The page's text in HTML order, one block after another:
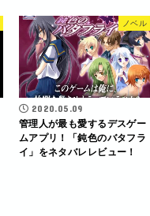
ノベル
2020.05.09
管理人が最も愛するデスゲー
ムアプリ！「鈍色のバタフラ
イ」をネタバレレビュー！